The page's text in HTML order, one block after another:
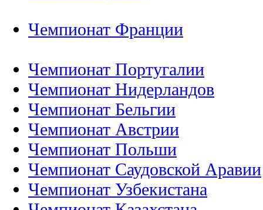
Чемпионат Франции
Чемпионат Португалии
Чемпионат Нидерландов
Чемпионат Бельгии
Чемпионат Австрии
Чемпионат Польши
Чемпионат Саудовской Аравии
Чемпионат Узбекистана